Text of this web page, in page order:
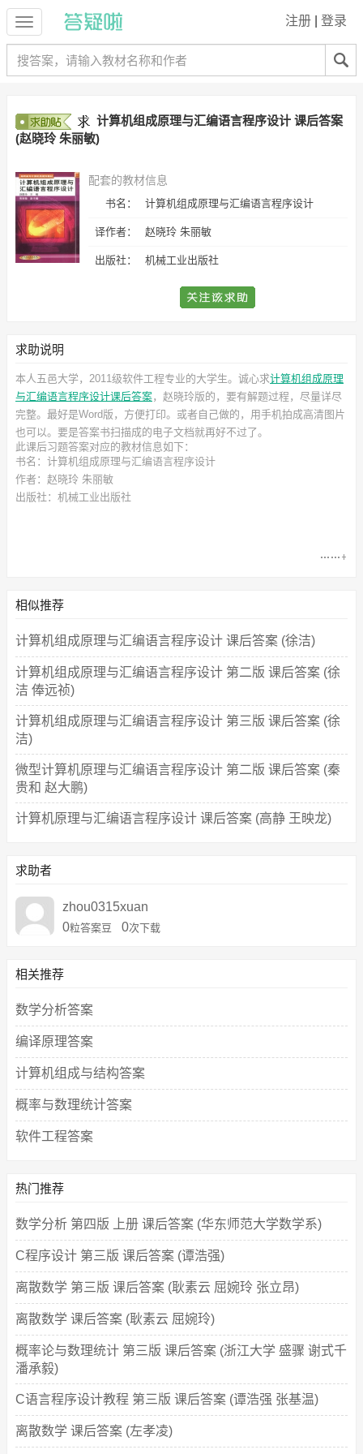
注册 登录
计算机组成原理与汇编语言程序设计 课后答案
(赵晓玲 朱丽敏)
配套的教材信息
书名： 计算机组成原理与汇编语言程序设计
译作者： 赵晓玲 朱丽敏
出版社： 机械工业出版社
求助说明
本人五邑大学，2011级软件工程专业的大学生。诚心求计算机组成原理
与汇编语言程序设计课后答案，赵晓玲版的，要有解题过程，尽量详尽
完整。最好是Word版，方便打印。或者自己做的，用手机拍成高清图片
也可以。要是答案书扫描成的电子文档就再好不过了。
此课后习题答案对应的教材信息如下：
书名：计算机组成原理与汇编语言程序设计
作者：赵晓玲 朱丽敏
出版社：机械工业出版社
相似推荐
计算机组成原理与汇编语言程序设计 课后答案 (徐洁)
计算机组成原理与汇编语言程序设计 第二版 课后答案 (徐
洁 俸远祯)
计算机组成原理与汇编语言程序设计 第三版 课后答案 (徐
洁)
微型计算机原理与汇编语言程序设计 第二版 课后答案 (秦
贵和 赵大鹏)
计算机原理与汇编语言程序设计 课后答案 (高静 王映龙)
求助者
zhou0315xuan
0粒答案豆 0次下载
相关推荐
数学分析答案
编译原理答案
计算机组成与结构答案
概率与数理统计答案
软件工程答案
热门推荐
数学分析 第四版 上册 课后答案 (华东师范大学数学系)
C程序设计 第三版 课后答案 (谭浩强)
离散数学 第三版 课后答案 (耿素云 屈婉玲 张立昂)
离散数学 课后答案 (耿素云 屈婉玲)
概率论与数理统计 第三版 课后答案 (浙江大学 盛骤 谢式千
潘承毅)
C语言程序设计教程 第三版 课后答案 (谭浩强 张基温)
离散数学 课后答案 (左孝凌)